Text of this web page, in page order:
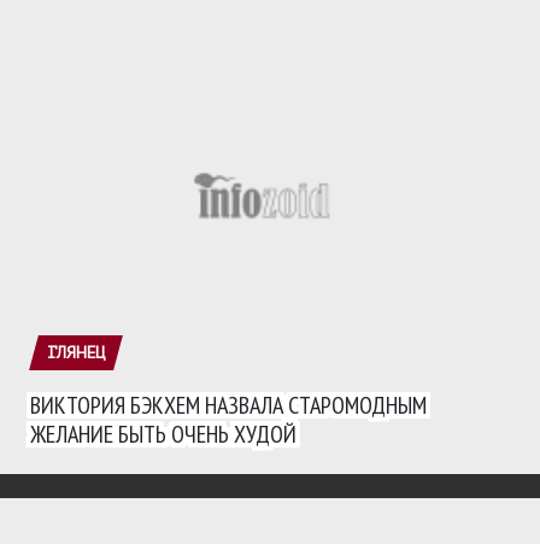
ГЛЯНЕЦ
ВИКТОРИЯ БЭКХЕМ НАЗВАЛА СТАРОМОДНЫМ
ЖЕЛАНИЕ БЫТЬ ОЧЕНЬ ХУДОЙ